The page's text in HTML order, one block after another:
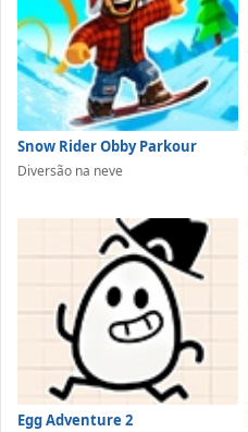
Snow Rider Obby Parkour
Diversão na neve
Egg Adventure 2